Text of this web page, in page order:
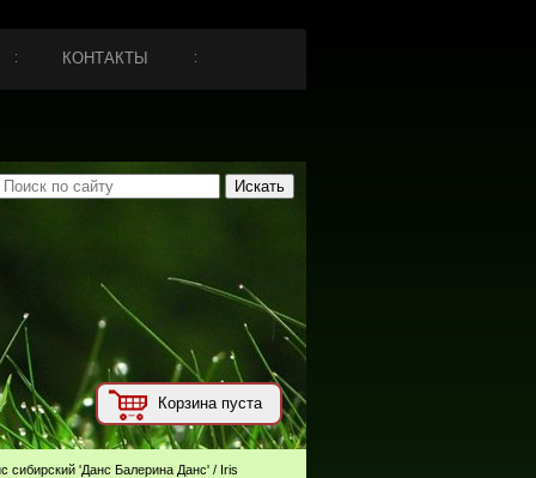
КОНТАКТЫ
Корзина пуста
сибирский 'Данс Балерина Данс' / Iris